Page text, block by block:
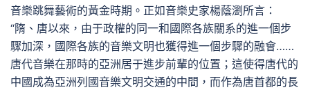
音樂跳舞藝術的黃金時期。正如音樂史家楊蔭瀏所言：
“隋、唐以來，由于政權的同一和國際各族關系的進一個步
驟加深，國際各族的音樂文明也獲得進一個步驟的融會……
唐代音樂在那時的亞洲居于進步前輩的位置；這使得唐代的
中國成為亞洲列國音樂文明交通的中間，而作為唐首都的長